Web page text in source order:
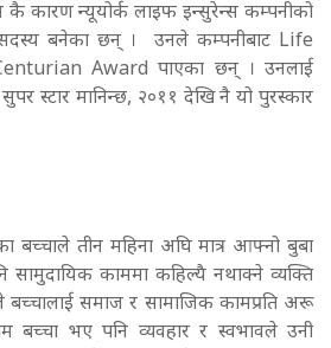
कै कारण न्यूयोर्क लाइफ इन्सुरेन्स कम्पनीको
बनेका छन् । उनले कम्पनीबाट Life
Award पाएका छन् । उनलाई
स्टार मानिन्छ, २०११ देखि नै यो पुरस्कार
बच्चाले तीन महिना अघि मात्र आफ्नो बुबा
सामुदायिक काममा कहिल्यै नथाक्ने व्यक्ति
समाज र सामाजिक कामप्रति अरू
बच्चा भए पनि व्यवहार र स्वभावले उनी